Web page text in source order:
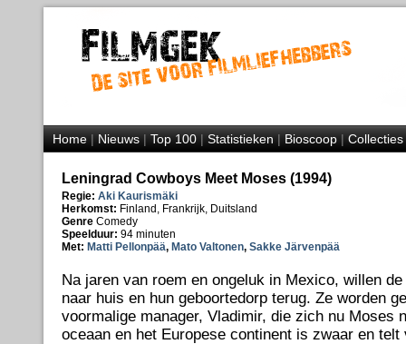
Home|Nieuws|Top 100|Statistieken|Bioscoop|Collecties
Leningrad Cowboys Meet Moses (1994)
Regie: Aki Kaurismäki
Herkomst: Finland, Frankrijk, Duitsland
Genre Comedy
Speelduur: 94 minuten
Met: Matti Pellonpää, Mato Valtonen, Sakke Järvenpää
Na jaren van roem en ongeluk in Mexico, willen
naar huis en hun geboortedorp terug. Ze worden
voormalige manager, Vladimir, die zich nu Moses
oceaan en het Europese continent is zwaar en telt